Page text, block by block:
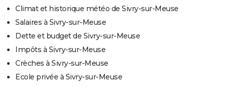
Climat et historique météo de Sivry-sur-Meuse
Salaires à Sivry-sur-Meuse
Dette et budget de Sivry-sur-Meuse
Impôts à Sivry-sur-Meuse
Crèches à Sivry-sur-Meuse
Ecole privée à Sivry-sur-Meuse